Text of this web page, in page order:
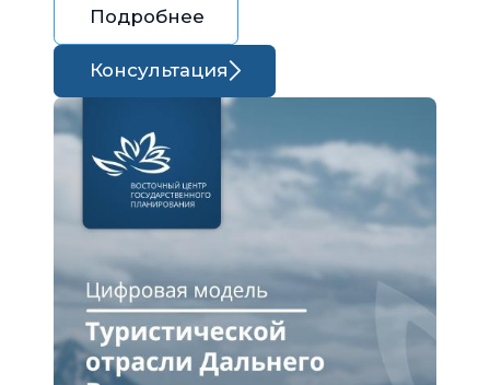
Подробнее
Консультация